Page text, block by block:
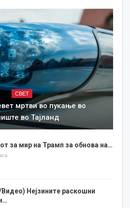
СВЕТ
мртви во пукање во
во Тајланд
за мир на Трамп за обнова на…
Нејзините раскошни